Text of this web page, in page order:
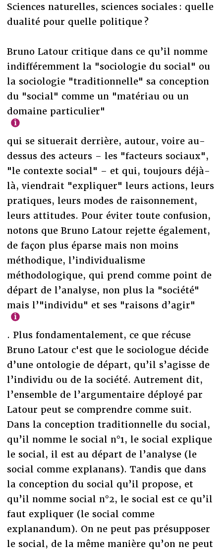
Sciences naturelles, sciences sociales : quelle
dualité pour quelle politique ?
Bruno Latour critique dans ce qu’il nomme
indifféremment la "sociologie du social" ou
la sociologie "traditionnelle" sa conception
du "social" comme un "matériau ou un
domaine particulier"
qui se situerait derrière, autour, voire au-
dessus des acteurs – les "facteurs sociaux",
"le contexte social" – et qui, toujours déjà-
là, viendrait "expliquer" leurs actions, leurs
pratiques, leurs modes de raisonnement,
leurs attitudes. Pour éviter toute confusion,
notons que Bruno Latour rejette également,
de façon plus éparse mais non moins
méthodique, l’individualisme
méthodologique, qui prend comme point de
départ de l’analyse, non plus la "société"
mais l’"individu" et ses "raisons d’agir"
. Plus fondamentalement, ce que récuse
Bruno Latour c'est que le sociologue décide
d’une ontologie de départ, qu’il s’agisse de
l’individu ou de la société. Autrement dit,
l’ensemble de l’argumentaire déployé par
Latour peut se comprendre comme suit.
Dans la conception traditionnelle du social,
qu’il nomme le social n°1, le social explique
le social, il est au départ de l’analyse (le
social comme explanans). Tandis que dans
la conception du social qu’il propose, et
qu’il nomme social n°2, le social est ce qu’il
faut expliquer (le social comme
explanandum). On ne peut pas présupposer
le social, de la même manière qu’on ne peut